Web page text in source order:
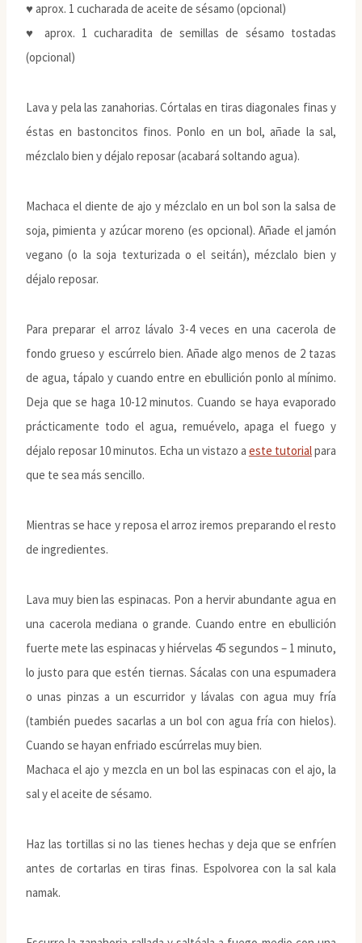
♥ aprox. 1 cucharada de aceite de sésamo (opcional)
♥ aprox. 1 cucharadita de semillas de sésamo tostadas
(opcional)
Lava y pela las zanahorias. Córtalas en tiras diagonales finas y
éstas en bastoncitos finos. Ponlo en un bol, añade la sal,
mézclalo bien y déjalo reposar (acabará soltando agua).
Machaca el diente de ajo y mézclalo en un bol son la salsa de
soja, pimienta y azúcar moreno (es opcional). Añade el jamón
vegano (o la soja texturizada o el seitán), mézclalo bien y
déjalo reposar.
Para preparar el arroz lávalo 3-4 veces en una cacerola de
fondo grueso y escúrrelo bien. Añade algo menos de 2 tazas
de agua, tápalo y cuando entre en ebullición ponlo al mínimo.
Deja que se haga 10-12 minutos. Cuando se haya evaporado
prácticamente todo el agua, remuévelo, apaga el fuego y
déjalo reposar 10 minutos. Echa un vistazo a este tutorialpara
que te sea más sencillo.
Mientras se hace y reposa el arroz iremos preparando el resto
de ingredientes.
Lava muy bien las espinacas. Pon a hervir abundante agua en
una cacerola mediana o grande. Cuando entre en ebullición
fuerte mete las espinacas y hiérvelas 45 segundos – 1 minuto,
lo justo para que estén tiernas. Sácalas con una espumadera
o unas pinzas a un escurridor y lávalas con agua muy fría
(también puedes sacarlas a un bol con agua fría con hielos).
Cuando se hayan enfriado escúrrelas muy bien.
Machaca el ajo y mezcla en un bol las espinacas con el ajo, la
sal y el aceite de sésamo.
Haz las tortillas si no las tienes hechas y deja que se enfríen
antes de cortarlas en tiras finas. Espolvorea con la sal kala
namak.